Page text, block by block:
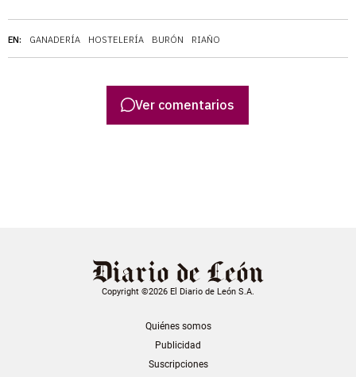
EN: GANADERÍA HOSTELERÍA BURÓN RIAÑO
Ver comentarios
Copyright ©2026 El Diario de León S.A.
Quiénes somos
Publicidad
Suscripciones